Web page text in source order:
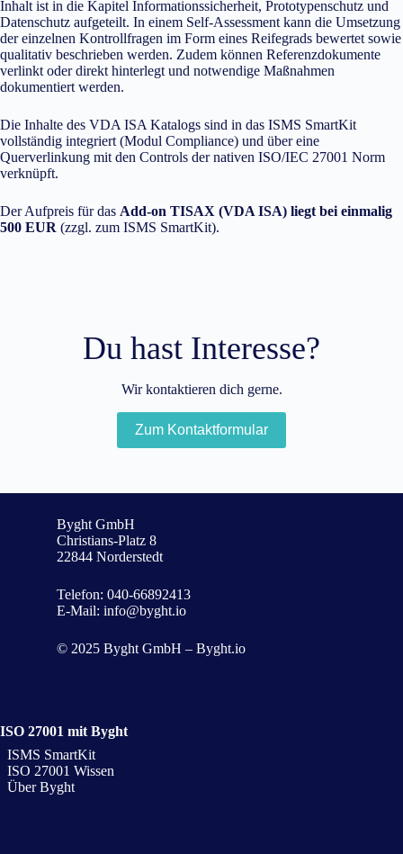
Inhalt ist in die Kapitel Informationssicherheit, Prototypenschutz und
Datenschutz aufgeteilt. In einem Self-Assessment kann die Umsetzung
der einzelnen Kontrollfragen im Form eines Reifegrads bewertet sowie
qualitativ beschrieben werden. Zudem können Referenzdokumente
verlinkt oder direkt hinterlegt und notwendige Maßnahmen
dokumentiert werden.
Die Inhalte des VDA ISA Katalogs sind in das ISMS SmartKit
vollständig integriert (Modul Compliance) und über eine
Querverlinkung mit den Controls der nativen ISO/IEC 27001 Norm
verknüpft.
Der Aufpreis für das Add-on TISAX (VDA ISA) liegt bei einmalig
500 EUR (zzgl. zum ISMS SmartKit).
Du hast Interesse?
Wir kontaktieren dich gerne.
Zum Kontaktformular
Byght GmbH
Christians-Platz 8
22844 Norderstedt
Telefon: 040-66892413
E-Mail: info@byght.io
© 2025 Byght GmbH – Byght.io
ISO 27001 mit Byght
ISMS SmartKit
ISO 27001 Wissen
Über Byght